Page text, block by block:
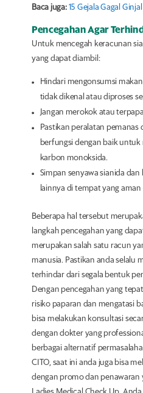
Baca juga: 15 Gejala Gagal
Pencegahan Agar
Untuk mencegah keracunan
yang dapat diambil:
Hindari mengonsumsi
tidak dikenal atau diproses
Jangan merokok atau
Pastikan peralatan pemanas
berfungsi dengan baik
karbon monoksida.
Simpan senyawa sianida
lainnya di tempat yang
Beberapa hal tersebut
langkah pencegahan yang
merupakan salah satu racun
manusia. Pastikan anda selalu
terhindar dari segala bentuk
Dengan pencegahan yang
risiko paparan dan mengatasi
bisa melakukan konsultasi
dengan dokter yang
berbagai alternatif
CITO, saat ini anda juga bisa
dengan promo dan penawaran